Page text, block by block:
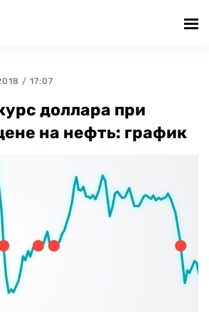
/ 17:07
доллара при
на нефть: график